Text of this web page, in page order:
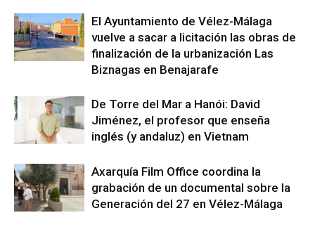
El Ayuntamiento de Vélez-Málaga
vuelve a sacar a licitación las obras de
finalización de la urbanización Las
Biznagas en Benajarafe
De Torre del Mar a Hanói: David
Jiménez, el profesor que enseña
inglés (y andaluz) en Vietnam
Axarquía Film Office coordina la
grabación de un documental sobre la
Generación del 27 en Vélez-Málaga